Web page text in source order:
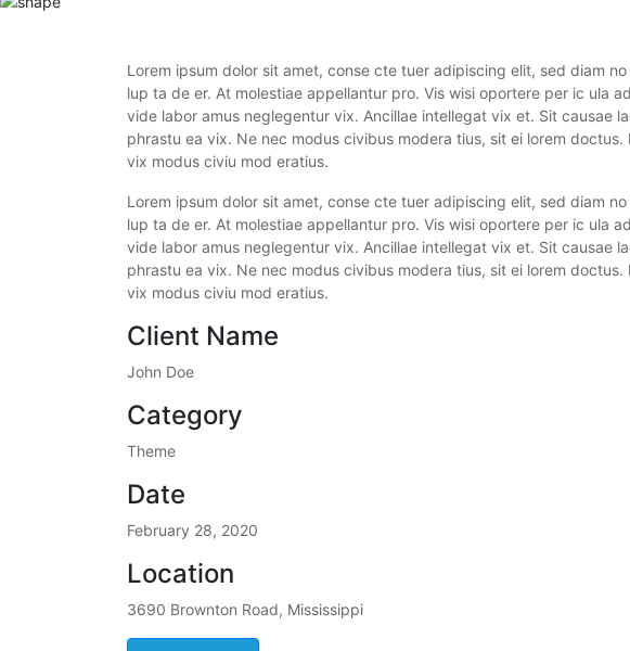
Lorem ipsum dolor sit amet, conse cte tuer adipiscing elit, sed diam
lup ta de er. At molestiae appellantur pro. Vis wisi oportere per ic ula
vide labor amus neglegentur vix. Ancillae intellegat vix et. Sit causae
phrastu ea vix. Ne nec modus civibus modera tius, sit ei lorem
vix modus civiu mod eratius.
Lorem ipsum dolor sit amet, conse cte tuer adipiscing elit, sed diam
lup ta de er. At molestiae appellantur pro. Vis wisi oportere per ic ula
vide labor amus neglegentur vix. Ancillae intellegat vix et. Sit causae
phrastu ea vix. Ne nec modus civibus modera tius, sit ei lorem
vix modus civiu mod eratius.
Client Name
John Doe
Category
Theme
Date
February 28, 2020
Location
3690 Brownton Road, Mississippi